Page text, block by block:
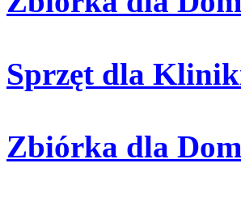
Sprzęt dla
Zbiórka dla